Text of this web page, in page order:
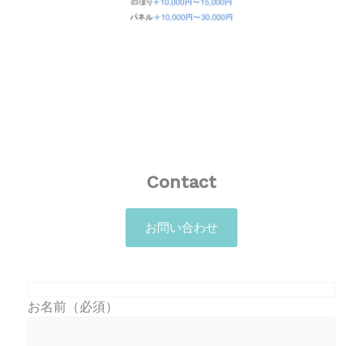
Contact
お問い合わせ
お名前（必須）